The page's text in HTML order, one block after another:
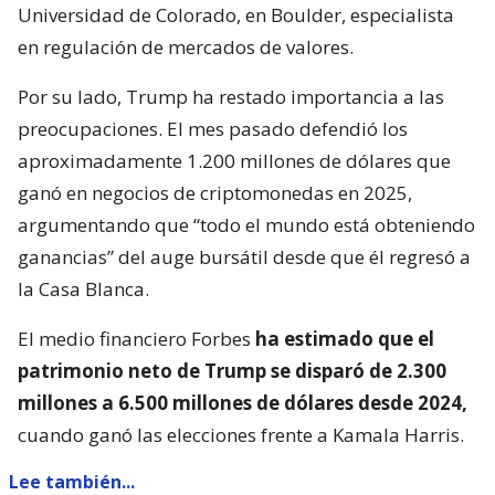
Universidad de Colorado, en Boulder, especialista
en regulación de mercados de valores.
Por su lado, Trump ha restado importancia a las
preocupaciones. El mes pasado defendió los
aproximadamente 1.200 millones de dólares que
ganó en negocios de criptomonedas en 2025,
argumentando que “todo el mundo está obteniendo
ganancias” del auge bursátil desde que él regresó a
la Casa Blanca.
El medio financiero Forbes ha estimado que el
patrimonio neto de Trump se disparó de 2.300
millones a 6.500 millones de dólares desde 2024,
cuando ganó las elecciones frente a Kamala Harris.
Lee también...